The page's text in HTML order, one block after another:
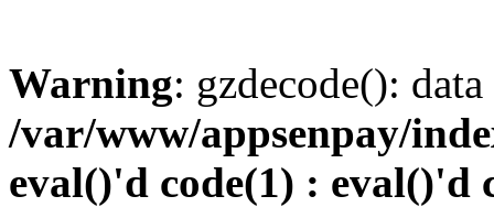
Warning: gzdecode():
/var/www/appsenpay/
eval()'d code(1) : eval()'d